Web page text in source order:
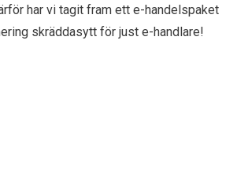
har vi tagit fram ett e-handelspaket
skräddasytt för just e-handlare!